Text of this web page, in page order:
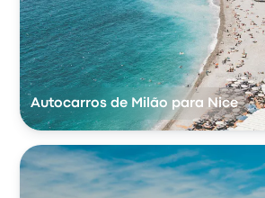
Autocarros de Milão para Nice